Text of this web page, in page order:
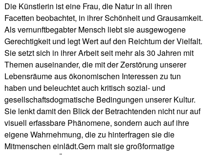
Die Künstlerin ist eine Frau, die Natur in all ihren
Facetten beobachtet, in ihrer Schönheit und Grausamkeit.
Als vernunftbegabter Mensch liebt sie ausgewogene
Gerechtigkeit und legt Wert auf den Reichtum der Vielfalt.
Sie setzt sich in ihrer Arbeit seit mehr als 30 Jahren mit
Themen auseinander, die mit der Zerstörung unserer
Lebensräume aus ökonomischen Interessen zu tun
haben und beleuchtet auch kritisch sozial- und
gesellschaftsdogmatische Bedingungen unserer Kultur.
Sie lenkt damit den Blick der Betrachtenden nicht nur auf
visuell erfassbare Phänomene, sondern auch auf ihre
eigene Wahrnehmung, die zu hinterfragen sie die
Mitmenschen einlädt.Gern malt sie großformatige